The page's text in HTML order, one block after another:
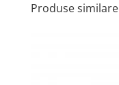
Produse similare